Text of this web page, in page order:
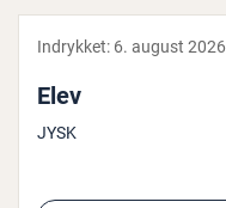
Indrykket: 6. august 2026
Elev
JYSK